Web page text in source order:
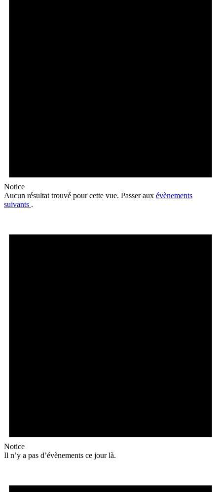
Notice
Aucun résultat trouvé pour cette vue. Passer aux évènements
suivants .
Notice
Il n’y a pas d’évènements ce jour là.